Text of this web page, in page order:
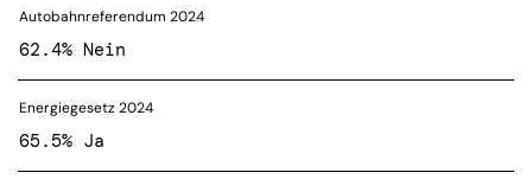
Autobahnreferendum 2024
62.4% Nein
Energiegesetz 2024
65.5% Ja